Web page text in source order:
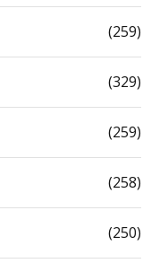
(259)
(329)
(259)
(258)
(250)